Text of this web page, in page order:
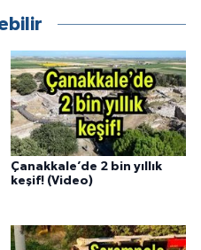
Çanakkale’de 2 bin yıllık
keşif! (Video)